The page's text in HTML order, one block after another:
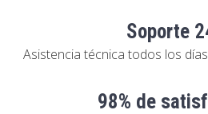
Soporte
Asistencia técnica todos los
98% de